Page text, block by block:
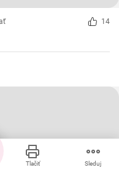
14
Tlačiť Sleduj